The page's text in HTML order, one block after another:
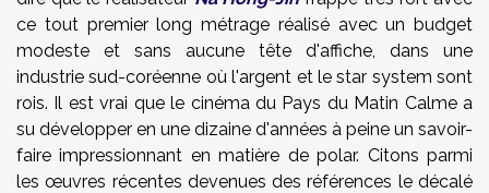
ce tout premier long métrage réalisé avec un budget
modeste et sans aucune tête d'affiche, dans une
industrie sud-coréenne où l'argent et le star system sont
rois. Il est vrai que le cinéma du Pays du Matin Calme a
su développer en une dizaine d'années à peine un savoir-
faire impressionnant en matière de polar. Citons parmi
les œuvres récentes devenues des références le décalé